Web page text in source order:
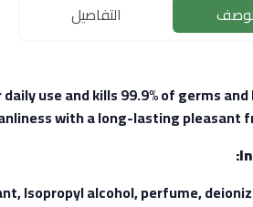
التفاصيل
use and kills 99.9% of germs
with a long-lasting pleasant
Isopropyl alcohol, perfume,